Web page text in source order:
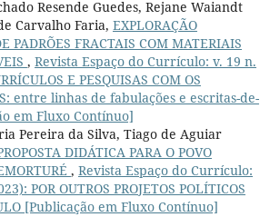
Resende Guedes, Rejane Waiandt
Carvalho Faria, EXPLORAÇÃO
PADRÕES FRACTAIS COM MATERIAIS
, Revista Espaço do Currículo: v. 19 n.
E PESQUISAS COM OS
entre linhas de fabulações e escritas-de-
em Fluxo Contínuo]
Pereira da Silva, Tiago de Aguiar
DIDÁTICA PARA O POVO
, Revista Espaço do Currículo:
POR OUTROS PROJETOS POLÍTICOS
[Publicação em Fluxo Contínuo]